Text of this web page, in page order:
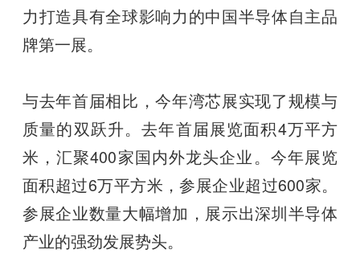
力打造具有全球影响力的中国半导体自主品
牌第一展。
与去年首届相比，今年湾芯展实现了规模与
质量的双跃升。去年首届展览面积4万平方
米，汇聚400家国内外龙头企业。今年展览
面积超过6万平方米，参展企业超过600家。
参展企业数量大幅增加，展示出深圳半导体
产业的强劲发展势头。